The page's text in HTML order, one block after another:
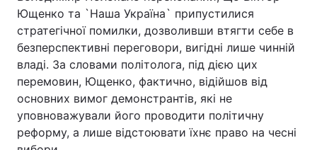
Ющенко та `Наша Україна` припустилися
стратегічної помилки, дозволивши втягти себе в
безперспективні переговори, вигідні лише чинній
владі. За словами політолога, під дією цих
перемовин, Ющенко, фактично, відійшов від
основних вимог демонстрантів, які не
уповноважували його проводити політичну
реформу, а лише відстоювати їхнє право на чесні